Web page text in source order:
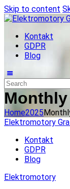
Skip to content
Kontakt
GDPR
Blog
Home2025
Elektromotory
Kontakt
GDPR
Blog
Elektromotory